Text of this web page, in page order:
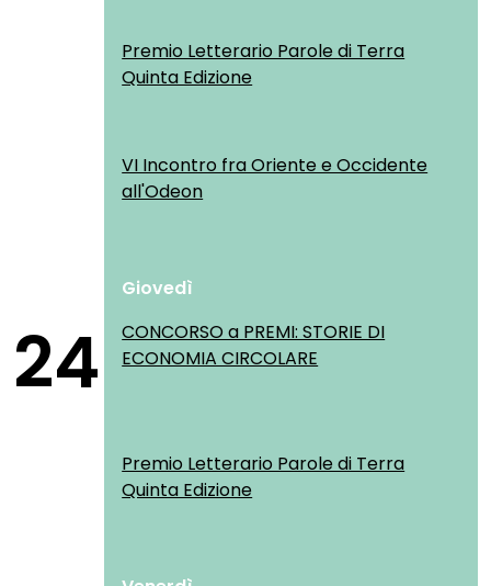
Premio Letterario Parole di Terra
Quinta Edizione
VI Incontro fra Oriente e Occidente
all'Odeon
24
Giovedì
CONCORSO a PREMI: STORIE DI
ECONOMIA CIRCOLARE
Premio Letterario Parole di Terra
Quinta Edizione